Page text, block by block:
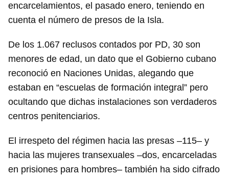
encarcelamientos, el pasado enero, teniendo en
cuenta el número de presos de la Isla.
De los 1.067 reclusos contados por PD, 30 son
menores de edad, un dato que el Gobierno cubano
reconoció en Naciones Unidas, alegando que
estaban en “escuelas de formación integral” pero
ocultando que dichas instalaciones son verdaderos
centros penitenciarios.
El irrespeto del régimen hacia las presas –115– y
hacia las mujeres transexuales –dos, encarceladas
en prisiones para hombres– también ha sido cifrado